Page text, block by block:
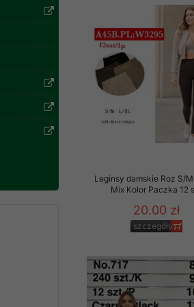
Leginsy damskie Roz S/
Mix Kolor Paczka 12
20.00 zł
szczegóły
Klientów
ochronie danych
serwerach
pracownicy Sklepu.
Każdy Klient, który
ich weryfikacji,
Sklep nie
chyba że dzieje się
Nasz Sklep
przez nasz serwer i
jego indywidualnych
opcję przyjmowania
może wpłynąć na
• sesji
• ostatnio